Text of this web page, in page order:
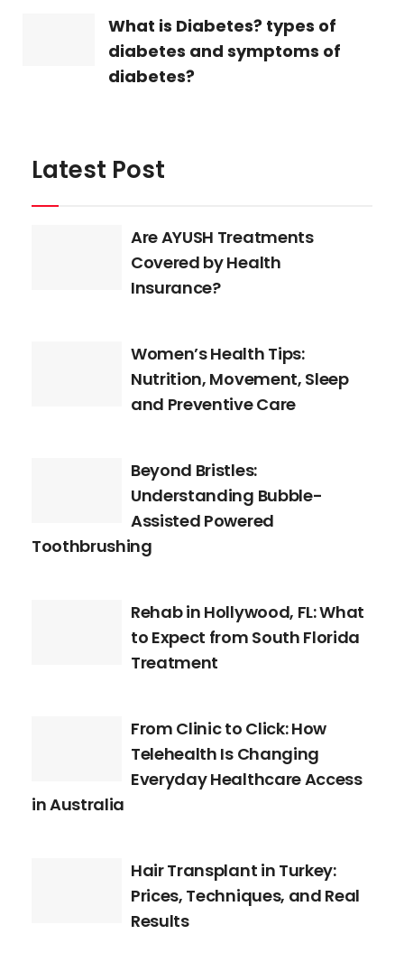
What is Diabetes? types of
diabetes and symptoms of
diabetes?
Latest Post
Are AYUSH Treatments
Covered by Health
Insurance?
Women’s Health Tips:
Nutrition, Movement, Sleep
and Preventive Care
Beyond Bristles:
Understanding Bubble-
Assisted Powered
Toothbrushing
Rehab in Hollywood, FL: What
to Expect from South Florida
Treatment
From Clinic to Click: How
Telehealth Is Changing
Everyday Healthcare Access
in Australia
Hair Transplant in Turkey:
Prices, Techniques, and Real
Results